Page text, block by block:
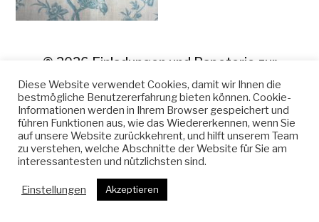
© 2026 Einladungen und Papeterie zur
Diese Website verwendet Cookies, damit wir Ihnen die
bestmögliche Benutzererfahrung bieten können. Cookie-
Informationen werden in Ihrem Browser gespeichert und
führen Funktionen aus, wie das Wiedererkennen, wenn Sie
auf unsere Website zurückkehrent, und hilft unserem Team
zu verstehen, welche Abschnitte der Website für Sie am
interessantesten und nützlichsten sind.
Einstellungen Akzeptieren